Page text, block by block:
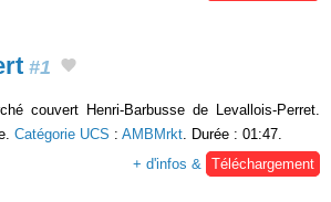
#1
couvert Henri-Barbusse de Levallois-Perret.
Catégorie UCS : AMBMrkt. Durée : 01:47.
+ d'infos & Téléchargement